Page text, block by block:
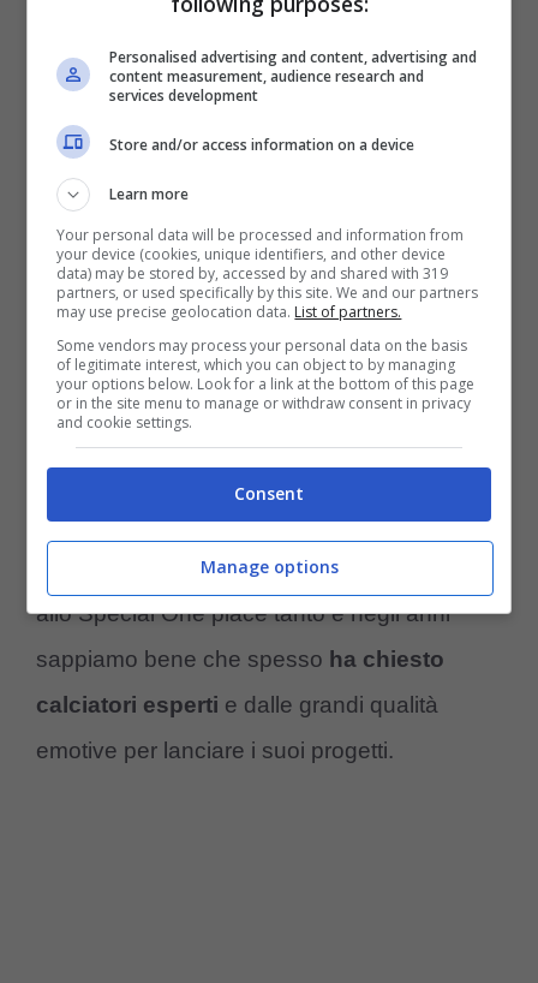
destinazione che possa fare al caso suo.
Non si tratterebbe di una pista in Italia, dove
il suo ingaggio, ma una
interessante all’estero.
Infatti,José Mourinhoè ancora alla ricerca
di un difensore importante per il suo
Fenerbahcee Danilo potrebbe essere il
profilo migliore per aumentare sensibilmente
il livello tecnico della squadra, fin
dall’impostazione dai centrali. Il calciatore
allo Special One piace tanto e negli anni
sappiamo bene che spesso ha chiesto
calciatori esperti e dalle grandi qualità
emotive per lanciare i suoi progetti.
Personalised advertising and content, advertising and
content measurement, audience research and
services development
Store and/or access information on a device
Learn more
Your personal data will be processed and information from
your device (cookies, unique identifiers, and other device
data) may be stored by, accessed by and shared with 319
partners, or used specifically by this site. We and our partners
may use precise geolocation data. List of partners.
Some vendors may process your personal data on the basis
of legitimate interest, which you can object to by managing
your options below. Look for a link at the bottom of this page
or in the site menu to manage or withdraw consent in privacy
and cookie settings.
Consent
Manage options